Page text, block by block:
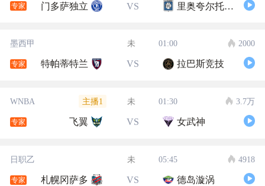
专家 门多萨独立 VS 里奥夸尔托学生队
墨西甲 未 01:00 2000
专家 特帕蒂特兰 VS 拉巴斯竞技
WNBA 主播1 未 01:30 3.7万
专家 飞翼 VS 女武神
日职乙 未 05:45 4918
专家 札幌冈萨多 VS 德岛漩涡